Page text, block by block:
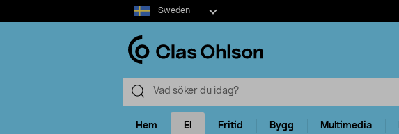
Select
market
Sweden
Hem El Fritid Bygg Multimedia